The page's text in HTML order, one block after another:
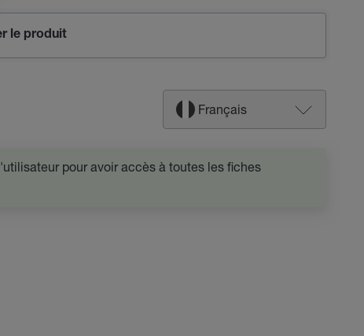
le produit
Français
pour avoir accès à toutes les fiches